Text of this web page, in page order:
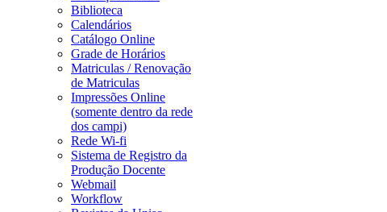
Biblioteca
Calendários
Catálogo Online
Grade de Horários
Matriculas / Renovação
de Matriculas
Impressões Online
(somente dentro da rede
dos campi)
Rede Wi-fi
Sistema de Registro da
Produção Docente
Webmail
Workflow